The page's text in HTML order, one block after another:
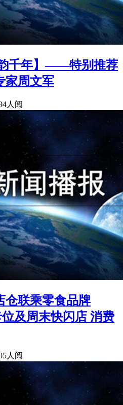
韵千年】——特别推荐
家周文军
人阅
仓联乘零食品牌
及周末快闪店 消费
人阅